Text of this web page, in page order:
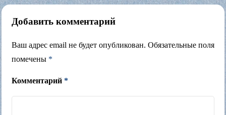
Добавить комментарий
Ваш адрес email не будет опубликован. Обязательные поля
помечены *
Комментарий *